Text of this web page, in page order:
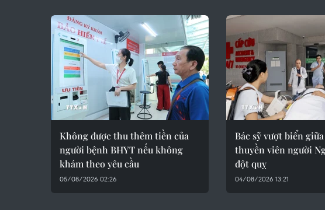
Không được thu thêm tiền của
người bệnh BHYT nếu không
khám theo yêu cầu
05/08/2026 02:26
Bác sỹ vượt biển
thuyền viên người
đột quỵ
04/08/2026 13:21